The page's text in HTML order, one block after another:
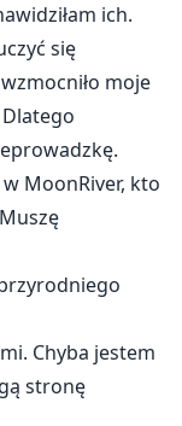
ich.
się
moje
MoonRiver, kto
Chyba jestem
stronę